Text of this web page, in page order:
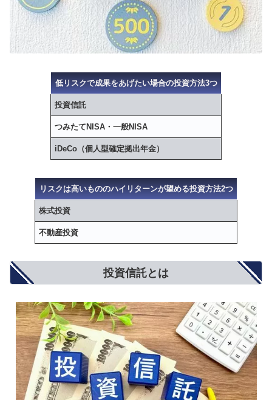
低リスクで成果をあげたい場合の投資方法3つ
投資信託
つみたてNISA・一般NISA
iDeCo（個人型確定拠出年金）
リスクは高いもののハイリターンが望める投資方法2つ
株式投資
不動産投資
投資信託とは